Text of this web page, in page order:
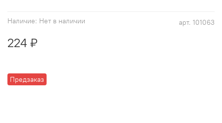
арт. 101063
Наличие: Нет в наличии
Предзаказ
224 ₽